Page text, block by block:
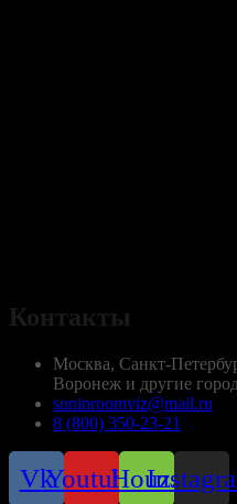
Контакты
Москва, Санкт-
Воронеж и другие
suninroomviz@mail.ru
8 (800) 350-23-21
VkYoutubeHouzz